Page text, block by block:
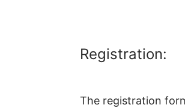
Registration:
The registration